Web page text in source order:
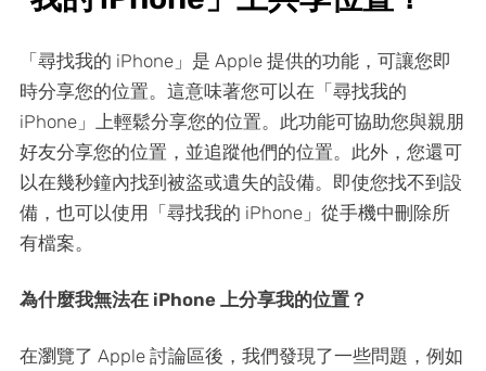
「尋找我的 iPhone」是 Apple 提供的功能，可讓您即
時分享您的位置。這意味著您可以在「尋找我的
iPhone」上輕鬆分享您的位置。此功能可協助您與親朋
好友分享您的位置，並追蹤他們的位置。此外，您還可
以在幾秒鐘內找到被盜或遺失的設備。即使您找不到設
備，也可以使用「尋找我的 iPhone」從手機中刪除所
有檔案。
為什麼我無法在 iPhone 上分享我的位置？
在瀏覽了 Apple 討論區後，我們發現了一些問題，例如